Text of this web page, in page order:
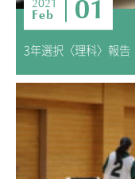
Feb 01